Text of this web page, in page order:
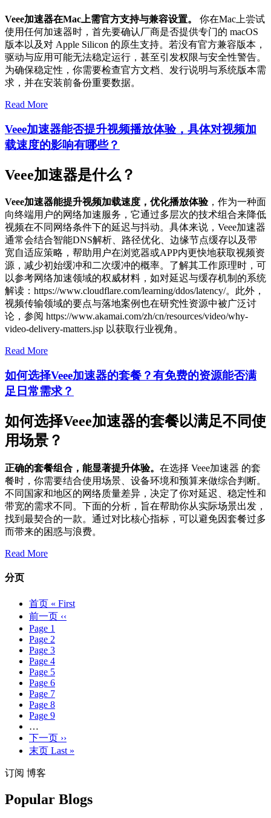
Veee加速器在Mac上需官方支持与兼容设置。
你在Mac上尝试
使用任何加速器时，首先要确认厂商是否提供专门的 macOS
版本以及对 Apple Silicon 的原生支持。若没有官方兼容版本，
驱动与应用可能无法稳定运行，甚至引发权限与安全性警告。
为确保稳定性，你需要检查官方文档、发行说明与系统版本需
求，并在安装前备份重要数据。
Read More
Veee加速器能否提升视频播放体验，具体对视频加
载速度的影响有哪些？
Veee加速器是什么？
Veee加速器能提升视频加载速度，优化播放体验，作为一种面
向终端用户的网络加速服务，它通过多层次的技术组合来降低
视频在不同网络条件下的延迟与抖动。具体来说，Veee加速器
通常会结合智能DNS解析、路径优化、边缘节点缓存以及带
宽自适应策略，帮助用户在浏览器或APP内更快地获取视频资
源，减少初始缓冲和二次缓冲的概率。了解其工作原理时，可
以参考网络加速领域的权威材料，如对延迟与缓存机制的系统
解读：https://www.cloudflare.com/learning/ddos/latency/。此外，
视频传输领域的要点与落地案例也在研究性资源中被广泛讨
论，参阅 https://www.akamai.com/zh/cn/resources/video/why-
video-delivery-matters.jsp 以获取行业视角。
Read More
如何选择Veee加速器的套餐？有免费的资源能否满
足日常需求？
如何选择Veee加速器的套餐以满足不同使
用场景？
正确的套餐组合，能显著提升体验。 在选择 Veee加速器 的套
餐时，你需要结合使用场景、设备环境和预算来做综合判断。
不同国家和地区的网络质量差异，决定了你对延迟、稳定性和
带宽的需求不同。下面的分析，旨在帮助你从实际场景出发，
找到最契合的一款。通过对比核心指标，可以避免因套餐过多
而带来的困惑与浪费。
Read More
分页
首页 « First
前一页 ‹‹
Page 1
Page 2
Page 3
Page 4
Page 5
Page 6
Page 7
Page 8
Page 9
…
下一页 ››
末页 Last »
订阅 博客
Popular Blogs